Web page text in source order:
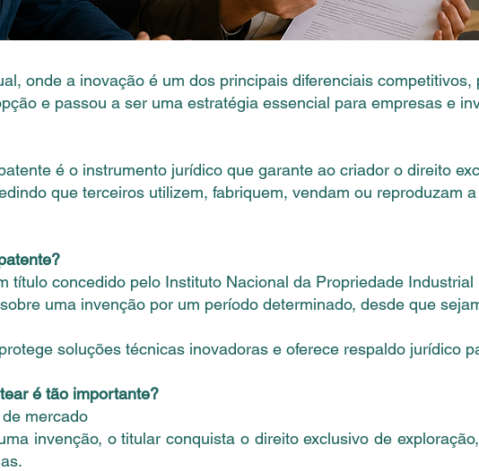
onde a inovação é um dos principais diferenciais
e passou a ser uma estratégia essencial para empresas e
é o instrumento jurídico que garante ao criador o direito
que terceiros utilizem, fabriquem, vendam ou reproduzam
título concedido pelo Instituto Nacional da Propriedade
uma invenção por um período determinado, desde que
soluções técnicas inovadoras e oferece respaldo jurídico
é tão importante?
mercado
invenção, o titular conquista o direito exclusivo de